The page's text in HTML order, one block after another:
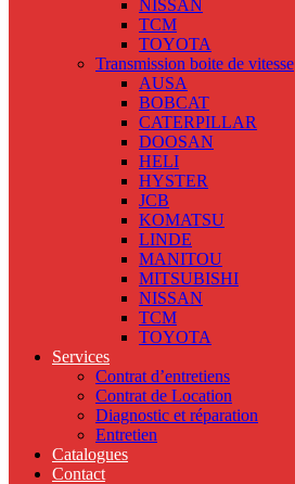
NISSAN
TCM
TOYOTA
Transmission boite de vitesse
AUSA
BOBCAT
CATERPILLAR
DOOSAN
HELI
HYSTER
JCB
KOMATSU
LINDE
MANITOU
MITSUBISHI
NISSAN
TCM
TOYOTA
Services
Contrat d’entretiens
Contrat de Location
Diagnostic et réparation
Entretien
Catalogues
Contact